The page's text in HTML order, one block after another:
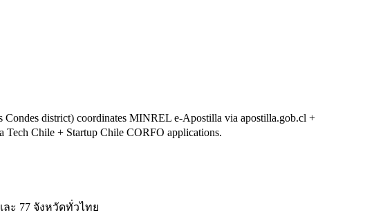
Condes district) coordinates MINREL e-Apostilla via apostilla.gob.cl +
Chile + Startup Chile CORFO applications.
ละ 77 จังหวัดทั่วไทย